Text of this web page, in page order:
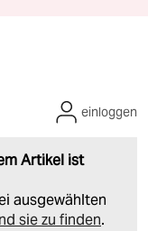
Artikel ist
ausgewählten
sie zu finden.
einloggen